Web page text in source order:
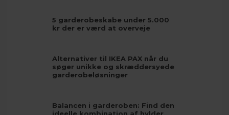
5 garderobeskabe under 5.000
kr der er værd at overveje
Alternativer til IKEA PAX når du
søger unikke og skræddersyede
garderobeløsninger
Balancen i garderoben: Find den
ideelle kombination af hylder,